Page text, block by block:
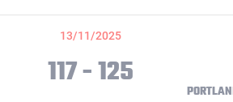
13/11/2025
117 - 125